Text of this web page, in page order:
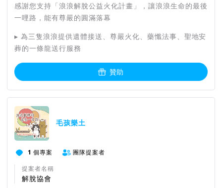
毛孩樂土
1 個專案
團隊提案者
提案者名稱
解脫協會
感謝您支持「浪浪解脫公益火化計畫」，讓浪浪生命的最後
一哩路，能有尊嚴的圓滿落幕
▸ 為三隻浪浪提供遺體接送、尊嚴火化、藥懺法事、聖地安
葬的一條龍送行服務
贊助